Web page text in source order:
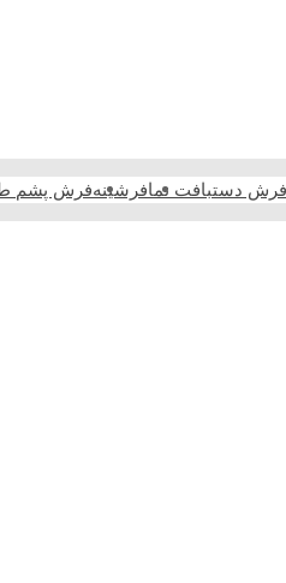
فرش دستبافت نمافرشینهفرش پشم